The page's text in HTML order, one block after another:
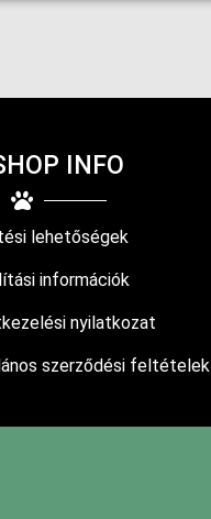
INFO
lehetőségek
információk
nyilatkozat
szerződési feltételek